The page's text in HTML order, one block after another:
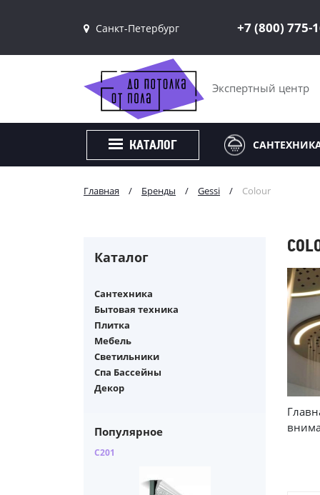
Санкт-Петербург
+7 (800) 775-
Экспертный центр
КАТАЛОГ
Главная / Бренды / Gessi / Colour
Каталог
Сантехника
Бытовая техника
Плитка
Мебель
Светильники
Спа Бассейны
Декор
Популярное
C201